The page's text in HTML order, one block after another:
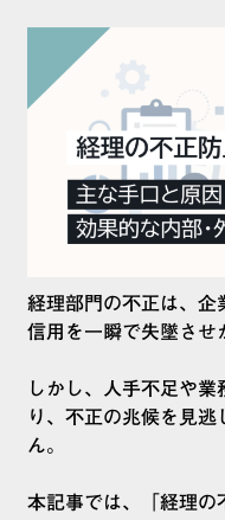
経理部門の不正は、企
信用を一瞬で失墜させ
しかし、人手不足や
り、不正の兆候を見
ん。
本記事では、「経理の